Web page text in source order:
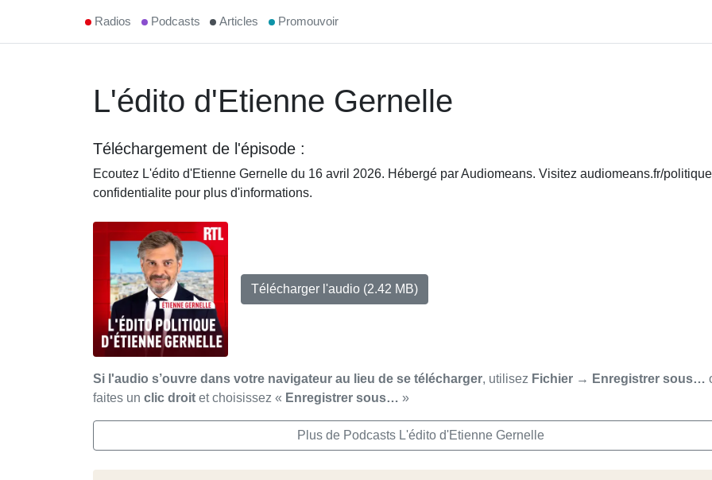
Radios Podcasts Articles Promouvoir
L'édito d'Etienne Gernelle
Téléchargement de l'épisode :
Ecoutez L'édito d'Etienne Gernelle du 16 avril 2026. Hébergé par Audiomeans. Visitez audiomeans.fr/
confidentialite pour plus d'informations.
Télécharger l'audio (2.42 MB)
Si l'audio s’ouvre dans votre navigateur au lieu de se télécharger, utilisez Fichier → Enregistrer sous…
faites un clic droit et choisissez « Enregistrer sous… »
Plus de Podcasts L'édito d'Etienne Gernelle